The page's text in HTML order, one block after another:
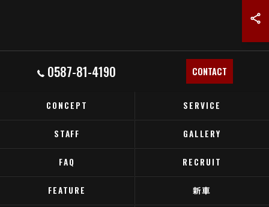
0587-81-4190 CONTACT
CONCEPT SERVICE
STAFF GALLERY
FAQ RECRUIT
FEATURE 新車